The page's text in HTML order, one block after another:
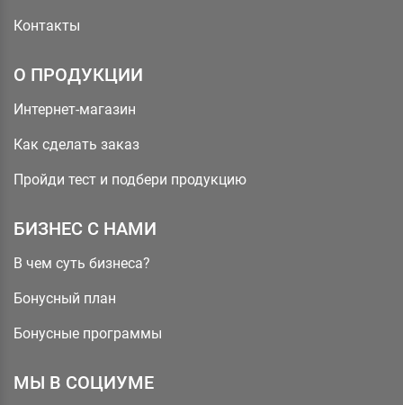
Контакты
О ПРОДУКЦИИ
Интернет-магазин
Как сделать заказ
Пройди тест и подбери продукцию
БИЗНЕС С НАМИ
В чем суть бизнеса?
Бонусный план
Бонусные программы
МЫ В СОЦИУМЕ